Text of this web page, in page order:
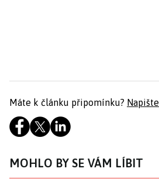
Máte k článku připomínku?
MOHLO BY SE VÁM LÍBIT